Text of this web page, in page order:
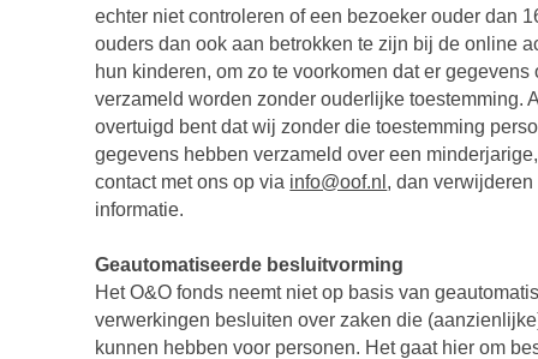
echter niet controleren of een bezoeker ouder dan
ouders dan ook aan betrokken te zijn bij de online
hun kinderen, om zo te voorkomen dat er gegevens
verzameld worden zonder ouderlijke toestemming.
overtuigd bent dat wij zonder die toestemming
gegevens hebben verzameld over een
contact met ons op via info@oof.nl , dan
informatie.
Geautomatiseerde besluitvorming
Het O&O fonds neemt niet op basis van
verwerkingen besluiten over zaken die
kunnen hebben voor personen. Het gaat hier om